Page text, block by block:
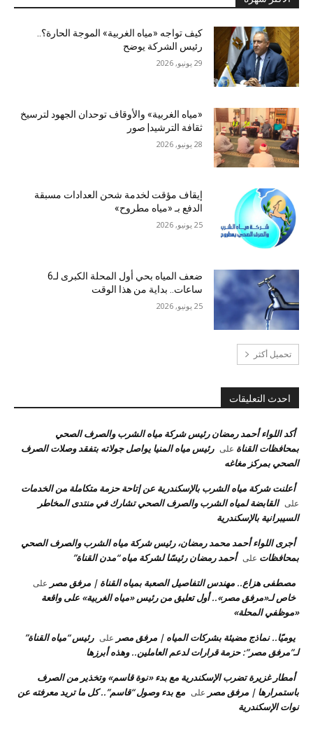
كيف تواجه «مياه الغربية» الموجة الحارة؟..
رئيس الشركة يوضح
29 يونيو, 2026
«مياه الغربية» والأوقاف توحدان الجهود لترسيخ
ثقافة الترشيد| صور
28 يونيو, 2026
إيقاف مؤقت لخدمة شحن العدادات مسبقة
الدفع بـ «مياه مطروح»
25 يونيو, 2026
ضعف المياه بحي أول المحلة الكبرى لـ6
ساعات.. بداية من هذا الوقت
25 يونيو, 2026
تحميل أكثر
احدث التعليقات
أكد اللواء أحمد رمضان رئيس شركة مياه الشرب والصرف الصحي
بمحافظات القناة على رئيس مياه المنيا يواصل جولاته بتفقد وصلات الصرف
الصحي بمركز مغاغه
أعلنت شركة مياه الشرب بالإسكندرية عن إتاحة حزمة متكاملة من الخدمات
على القابضة لمياه الشرب والصرف الصحي تشارك في منتدى المخاطر
السيبرانية بالإسكندرية
أجرى اللواء أحمد محمد رمضان، رئيس شركة مياه الشرب والصرف الصحي
بمحافظات على أحمد رمضان رئيسًا لشركة مياه “مدن القناة”
مصطفى هزاع.. مهندس التفاصيل الصعبة بمياه القناة | مرفق مصر على
خاص لـ«مرفق مصر».. أول تعليق من رئيس «مياه الغربية» على واقعة
«موظفي المحلة»
يوميًا.. نماذج مضيئة بشركات المياه | مرفق مصر على رئيس “مياه القناة”
لـ”مرفق مصر”: حزمة قرارات لدعم العاملين.. وهذه أبرزها
أمطار غزيرة تضرب الإسكندرية مع بدء «نوة قاسم» وتخذير من الصرف
باستمرارها | مرفق مصر على مع بدء وصول “قاسم”.. كل ما تريد معرفته عن
نوات الإسكندرية